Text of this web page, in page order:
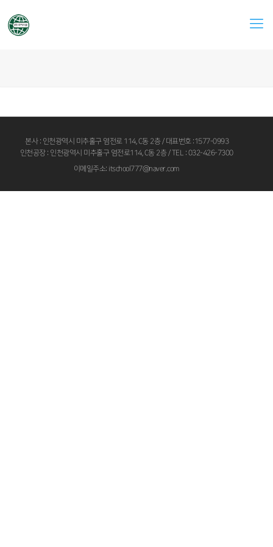
본사 : 인천광역시 미추홀구 염전로 114, C동 2층 / 대표번호 :1577-0993
인천공장 : 인천광역시 미추홀구 염전로114, C동 2층 / TEL : 032-426-7300
이메일주소: itschool777@naver.com